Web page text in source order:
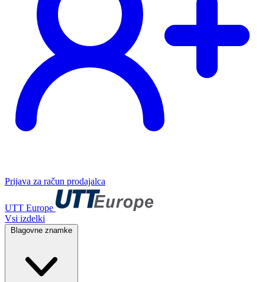
Prijava za račun prodajalca
UTT Europe
Vsi izdelki
Blagovne znamke